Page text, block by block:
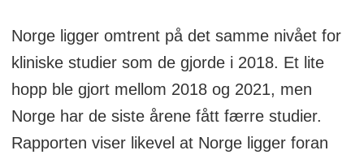
Norge ligger omtrent på det samme nivået for
kliniske studier som de gjorde i 2018. Et lite
hopp ble gjort mellom 2018 og 2021, men
Norge har de siste årene fått færre studier.
Rapporten viser likevel at Norge ligger foran